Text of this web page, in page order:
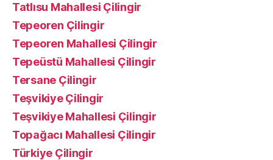
Tatlısu Mahallesi Çilingir
Tepeoren Çilingir
Tepeoren Mahallesi Çilingir
Tepeüstü Mahallesi Çilingir
Tersane Çilingir
Teşvikiye Çilingir
Teşvikiye Mahallesi Çilingir
Topağacı Mahallesi Çilingir
Türkiye Çilingir